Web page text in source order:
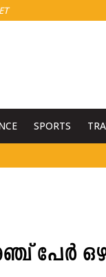
SPORTS
പേർ